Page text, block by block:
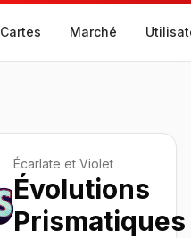
Cartes Marché
Écarlate et Violet
Évolutions
Prismatiques